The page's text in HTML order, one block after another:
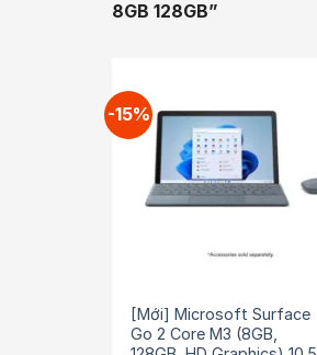
8GB 128GB”
-15%
[Mới] Microsoft Surface
Go 2 Core M3 (8GB,